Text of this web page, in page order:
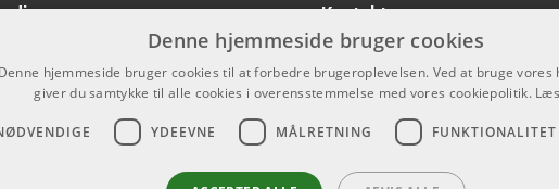
Kontakt
Som privatperson kan du ikke købe på
hjemmeside, alt salg foregår gennem
info@emnordic.dk
Denne hjemmeside bruger cookies
Denne hjemmeside bruger cookies til at forbedre brugeroplevelsen. Ved at bruge vores
giver du samtykke til alle cookies i overensstemmelse med vores cookiepolitik.
YDEEVNE MÅLRETNING FUNKTIONALITET